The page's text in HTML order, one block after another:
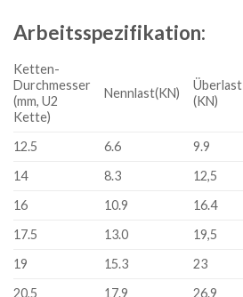
Arbeitsspezifikation:
Ketten-
Durchmesser
(mm, U2
Kette)
Nennlast(KN)
Überlast
(KN)
12.5 6.6 9.9
14
8.3 12,5
16
10.9 16.4
17.5
13.0 19,5
19
15.3 23
20,5
17.9 26.9